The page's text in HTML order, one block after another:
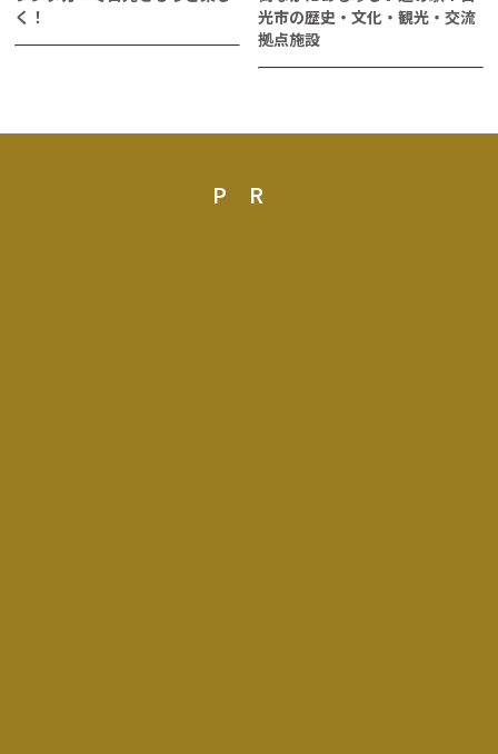
く！
光市の歴史・文化・観光・交流
拠点施設
PR